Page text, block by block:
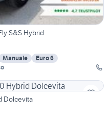
S&S Hybrid
Manuale
Euro 6
Dolcevita